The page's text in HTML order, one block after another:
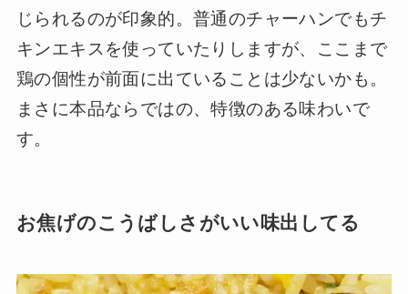
じられるのが印象的。普通のチャーハンでもチ
キンエキスを使っていたりしますが、ここまで
鶏の個性が前面に出ていることは少ないかも。
まさに本品ならではの、特徴のある味わいで
す。
お焦げのこうばしさがいい味出してる